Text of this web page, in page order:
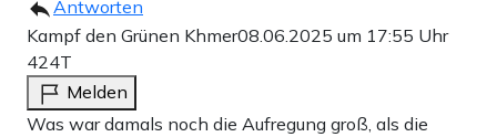
Antworten
Kampf den Grünen Khmer08.06.2025 um 17:55 Uhr
424T
Melden
Was war damals noch die Aufregung groß, als die